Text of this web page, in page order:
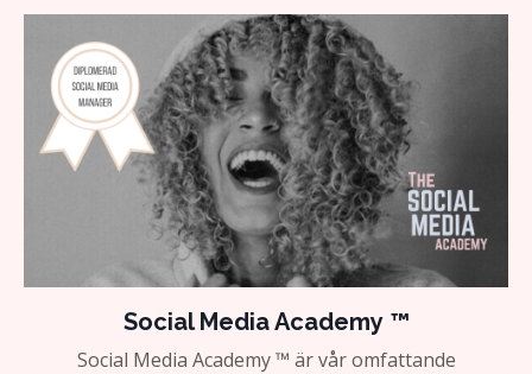
Social Media Academy ™
Social Media Academy ™ är vår omfattande